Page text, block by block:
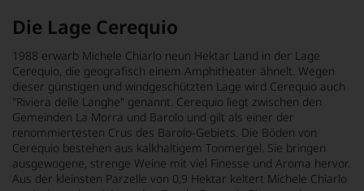
Die Lage Cerequio
1988 erwarb Michele Chiarlo neun Hektar Land in der Lage
Cerequio, die geografisch einem Amphitheater ähnelt. Wegen
dieser günstigen und windgeschützten Lage wird Cerequio auch
"Riviera delle Langhe" genannt. Cerequio liegt zwischen den
Gemeinden La Morra und Barolo und gilt als einer der
renommiertesten Crus des Barolo-Gebiets. Die Böden von
Cerequio bestehen aus kalkhaltigem Tonmergel. Sie bringen
ausgewogene, strenge Weine mit viel Finesse und Aroma hervor.
Aus der kleinsten Parzelle von 0,9 Hektar keltert Michele Chiarlo